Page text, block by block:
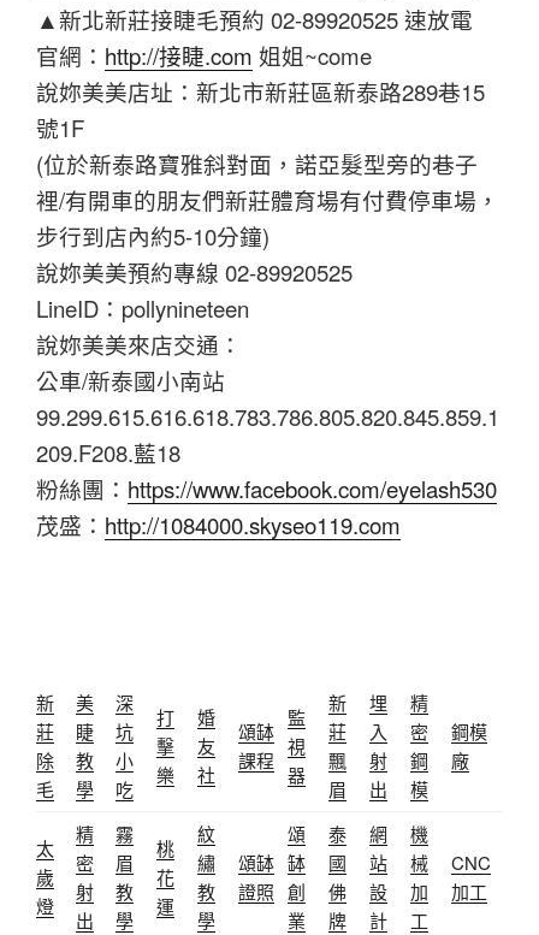
▲新北新莊接睫毛預約 02-89920525 速放電
官網： http://接睫.com 姐姐~come
說妳美美店址：新北市新莊區新泰路289巷15
號1F
(位於新泰路寶雅斜對面，諾亞髮型旁的巷子
裡/有開車的朋友們新莊體育場有付費停車場，
步行到店內約5-10分鐘)
說妳美美預約專線 02-89920525
LineID：pollynineteen
說妳美美來店交通：
公車/新泰國小南站
99.299.615.616.618.783.786.805.820.845.859.1
209.F208.藍18
粉絲團： https://www.facebook.com/eyelash530
茂盛： http://1084000.skyseo119.com
新
莊
除
毛
美
睫
教
學
深
坑
小
吃
打
擊
樂
婚
友
社
頌缽
課程
監
視
器
新
莊
飄
眉
埋
入
射
出
精
密
鋼
模
鋼模
廠
太
歲
燈
精
密
射
出
霧
眉
教
學
桃
花
運
紋
繡
教
學
頌缽
證照
頌
缽
創
業
泰
國
佛
牌
網
站
設
計
機
械
加
工
CNC
加工